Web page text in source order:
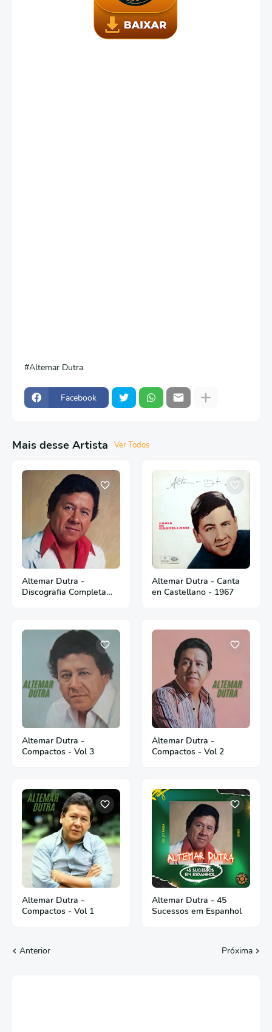
Altemar Dutra
Facebook
Mais desse Artista Ver Todos
Altemar Dutra -
Discografia Completa
Altemar Dutra - Canta
en Castellano - 1967
Altemar Dutra -
Compactos - Vol 3
Altemar Dutra -
Compactos - Vol 2
Altemar Dutra -
Compactos - Vol 1
Altemar Dutra - 45
Sucessos em Espanhol
Anterior Próxima